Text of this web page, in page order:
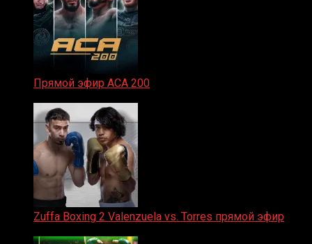
Прямой эфир ACA 200
Zuffa Boxing 2 Valenzuela vs. Torres прямой эфир